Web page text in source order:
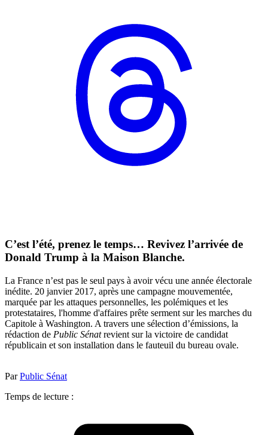
C’est l’été, prenez le temps… Revivez l’arrivée de
Donald Trump à la Maison Blanche.
La France n’est pas le seul pays à avoir vécu une année électorale
inédite. 20 janvier 2017, après une campagne mouvementée,
marquée par les attaques personnelles, les polémiques et les
protestataires, l'homme d'affaires prête serment sur les marches du
Capitole à Washington. A travers une sélection d’émissions, la
rédaction de Public Sénatrevient sur la victoire de candidat
républicain et son installation dans le fauteuil du bureau ovale.
ParPublic Sénat
Temps de lecture :